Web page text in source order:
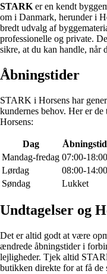
STARK er en kendt
om i Danmark, herunder i
bredt udvalg af
professionelle og private.
sikre, at du kan handle, når
Åbningstider
STARK i Horsens har
kundernes behov. Her er
Horsens:
Dag
Åbningstid
Mandag-fredag 07:00-18:00
Lørdag
08:00-14:00
Søndag
Lukket
Undtagelser og
Det er altid godt at være
ændrede åbningstider i
lejligheder. Tjek altid
butikken direkte for at få de